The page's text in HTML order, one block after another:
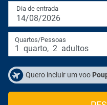
Dia de entrada
14/08/2026
Quartos/Pessoas
1 quarto, 2 adultos
Quero incluir um voo